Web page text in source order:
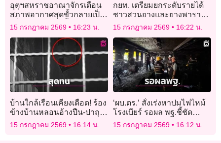
อุตุฯสหราชอาณาจักรเตือน
สภาพอากาศสุดขั้วกลายเป็น
“เรื่องปกติ” มากขึ้นใน
ประเทศ
15 กรกฎาคม 2569 16:23 น.
กยท. เตรียมยกระดับรายได้
ชาวสวนยางและยางพารา
ไทยสู่มาตรฐานสากล
15 กรกฎาคม 2569 16:22 น.
บ้านใกล้เรือนเคียงเดือด! ร้อง
ข้างบ้านหลอนอ้างปืน-ปาถุง
อุจจาระ คู่กรณีปัดเสียงดัง
อ้าง “หนูเคาะกำแพง”
15 กรกฎาคม 2569 16:14 น.
‘ผบ.ตร.’ สั่งเร่งหาปมไฟไหม้
โรงเบียร์ รอผล พฐ.ชี้ชัด
‘อุบัติเหตุหรือประมาท’
15 กรกฎาคม 2569 16:12 น.